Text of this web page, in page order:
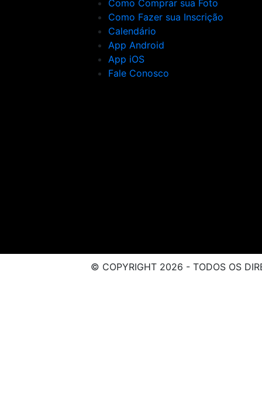
Como Comprar sua Foto
Como Fazer sua Inscrição
Calendário
App Android
App iOS
Fale Conosco
© COPYRIGHT 2026 - TODOS OS